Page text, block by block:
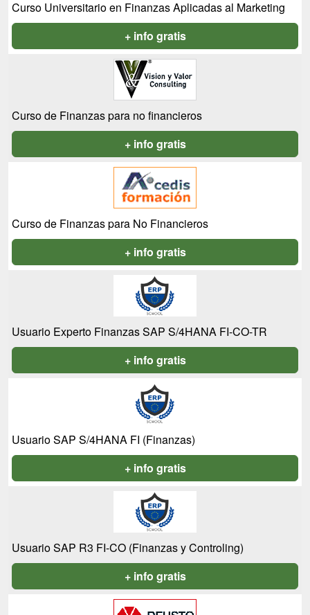
Curso Universitario en Finanzas Aplicadas al Marketing
+ info gratis
Curso de Finanzas para no financieros
+ info gratis
Curso de Finanzas para No Financieros
+ info gratis
Usuario Experto Finanzas SAP S/4HANA FI-CO-TR
+ info gratis
Usuario SAP S/4HANA FI (Finanzas)
+ info gratis
Usuario SAP R3 FI-CO (Finanzas y Controling)
+ info gratis